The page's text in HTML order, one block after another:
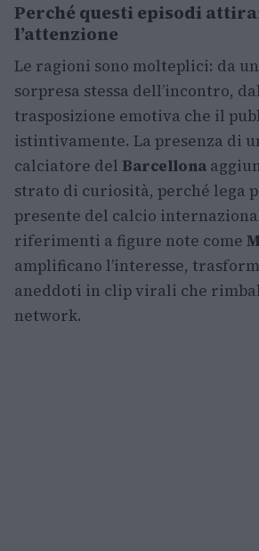
Perché questi episodi
l’attenzione
Le ragioni sono molteplici: da un
sorpresa stessa dell’incontro,
trasposizione emotiva che il
istintivamente. La presenza di
calciatore del Barcellona
strato di curiosità, perché lega
presente del calcio
riferimenti a figure note come
amplificano l’interesse,
aneddoti in clip virali che
network.